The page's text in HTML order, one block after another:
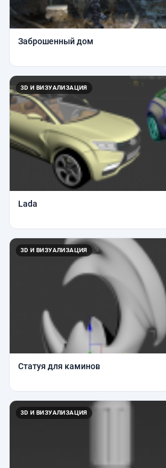
Заброшенный дом
3D И ВИЗУАЛИЗАЦИЯ
Lada
3D И ВИЗУАЛИЗАЦИЯ
Статуя для каминов
3D И ВИЗУАЛИЗАЦИЯ